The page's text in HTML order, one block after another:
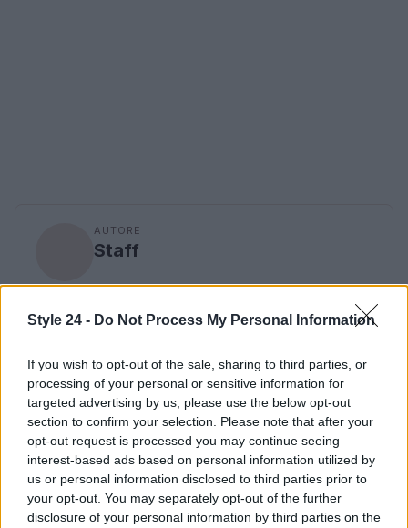
Style 24 - Do Not Process My Personal Information
If you wish to opt-out of the sale, sharing to third parties, or
processing of your personal or sensitive information for
targeted advertising by us, please use the below opt-out
section to confirm your selection. Please note that after your
opt-out request is processed you may continue seeing
interest-based ads based on personal information utilized by
us or personal information disclosed to third parties prior to
your opt-out. You may separately opt-out of the further
disclosure of your personal information by third parties on the
AUTORE
Staff